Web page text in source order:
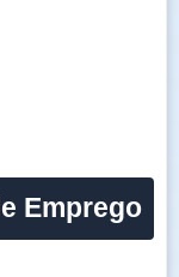
Emprego